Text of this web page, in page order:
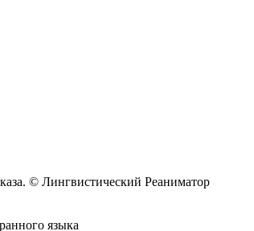
© Лингвистический Реаниматор
языка